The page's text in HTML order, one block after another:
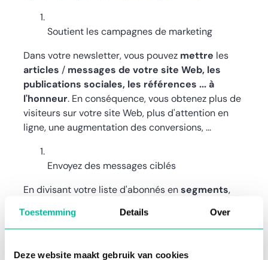
Toestemming Details Over
Deze website maakt gebruik van cookies
Soutient les campagnes de marketing
Dans votre newsletter, vous pouvez mettre les
articles / messages de votre site Web, les
publications sociales, les références ... à
l'honneur. En conséquence, vous obtenez plus de
visiteurs sur votre site Web, plus d'attention en
ligne, une augmentation des conversions, ...
Envoyez des messages ciblés
En divisant votre liste d'abonnés ensegments,
newslettersà votre destinataire
. De cette façon,
le destinataire reçoit des nouvelles qui